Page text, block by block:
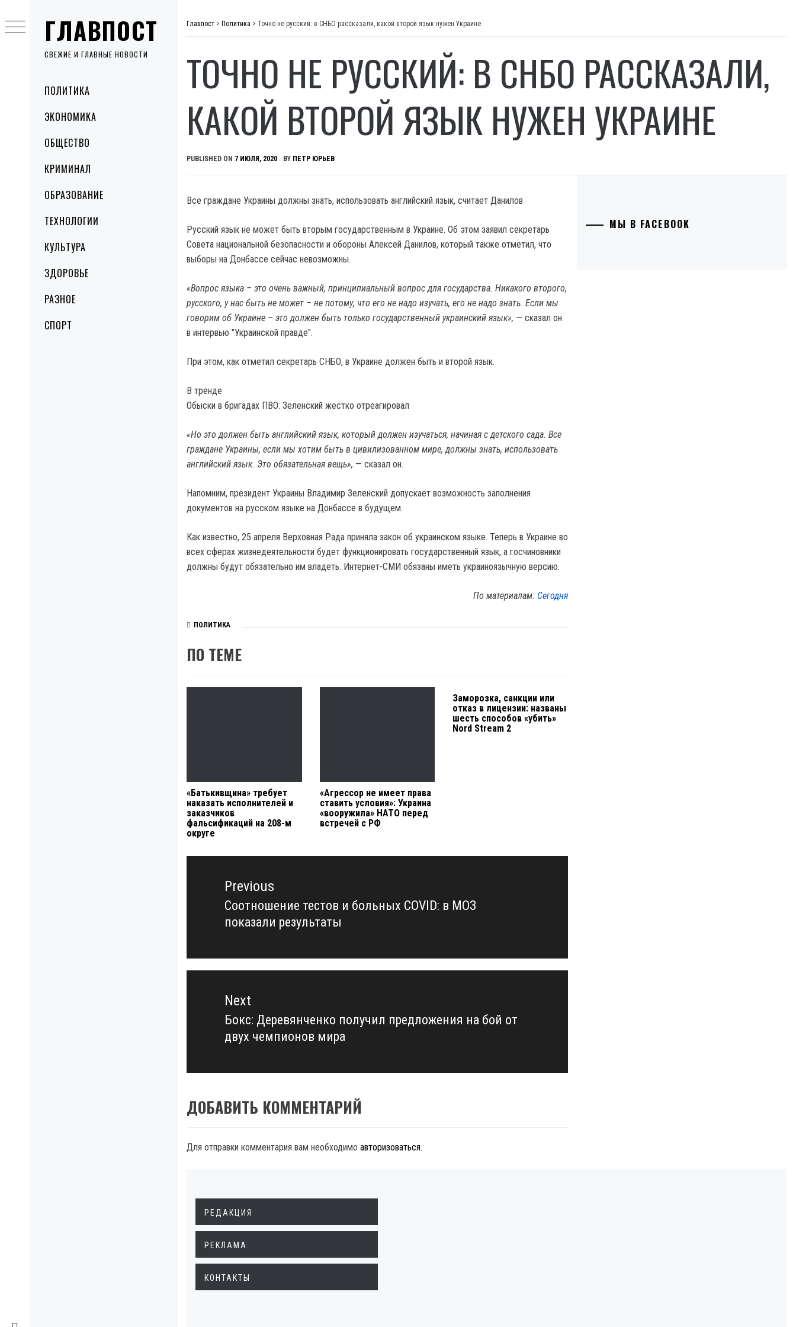
ГЛАВПОСТ
СВЕЖИЕ И ГЛАВНЫЕ НОВОСТИ
MenuПОЛИТИКА
ЭКОНОМИКА
ОБЩЕСТВО
КРИМИНАЛ
ОБРАЗОВАНИЕ
ТЕХНОЛОГИИ
КУЛЬТУРА
ЗДОРОВЬЕ
РАЗНОЕ
СПОРТ
to
content
Главпост > Политика > Точно не русский: в СНБО рассказали, какой второй язык нужен Украине
ТОЧНО НЕ РУССКИЙ: В СНБО РАССКАЗАЛИ,
КАКОЙ ВТОРОЙ ЯЗЫК НУЖЕН УКРАИНЕ
PUBLISHED ON 7 ИЮЛЯ, 2020 BY ПЕТР ЮРЬЕВ
Все граждане Украины должны знать, использовать английский язык, считает Данилов
Русский язык не может быть вторым государственным в Украине. Об этом заявил секретарь
Совета национальной безопасности и обороны Алексей Данилов, который также отметил, что
выборы на Донбассе сейчас невозможны.
«Вопрос языка – это очень важный, принципиальный вопрос для государства. Никакого второго,
русского, у нас быть не может – не потому, что его не надо изучать, его не надо знать. Если мы
говорим об Украине – это должен быть только государственный украинский язык», — сказал он
в интервью "Украинской правде".
При этом, как отметил секретарь СНБО, в Украине должен быть и второй язык.
В тренде
Обыски в бригадах ПВО: Зеленский жестко отреагировал
«Но это должен быть английский язык, который должен изучаться, начиная с детского сада. Все
граждане Украины, если мы хотим быть в цивилизованном мире, должны знать, использовать
английский язык. Это обязательная вещь», — сказал он.
Напомним, президент Украины Владимир Зеленский допускает возможность заполнения
документов на русском языке на Донбассе в будущем.
Как известно, 25 апреля Верховная Рада приняла закон об украинском языке. Теперь в Украине во
всех сферах жизнедеятельности будет функционировать государственный язык, а госчиновники
должны будут обязательно им владеть. Интернет-СМИ обязаны иметь украиноязычную версию.
По материалам: Сегодня
ПОЛИТИКА
ПО ТЕМЕ
«Батькивщина» требует
наказать исполнителей и
заказчиков
фальсификаций на 208-м
округе
«Агрессор не имеет права
ставить условия»: Украина
«вооружила» НАТО перед
встречей с РФ
Заморозка, санкции или
отказ в лицензии: названы
шесть способов «убить»
Nord Stream 2
Навигация
записямPrevious
Previous
post:
Соотношение тестов и больных COVID: в МОЗ
показали результаты
Next
Next
post:
Бокс: Деревянченко получил предложения на бой от
двух чемпионов мира
ДОБАВИТЬ КОММЕНТАРИЙ
Для отправки комментария вам необходимо авторизоваться.
МЫ В FACEBOOK
РЕДАКЦИЯ
РЕКЛАМА
КОНТАКТЫ